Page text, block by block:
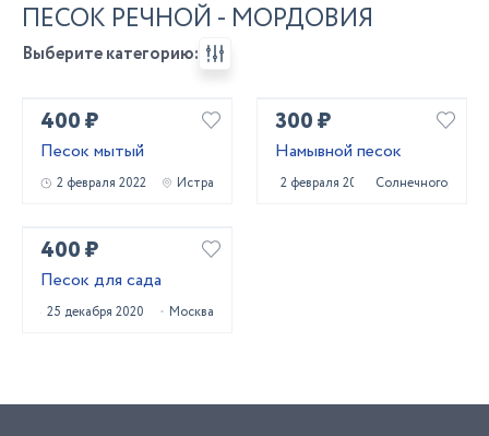
ПЕСОК РЕЧНОЙ - МОРДОВИЯ
Выберите категорию:
400 ₽
Песок мытый
2 февраля 2022 Истра
300 ₽
Намывной песок
2 февраля 2022 Солнечногорск
400 ₽
Песок для сада
25 декабря 2020 Москва